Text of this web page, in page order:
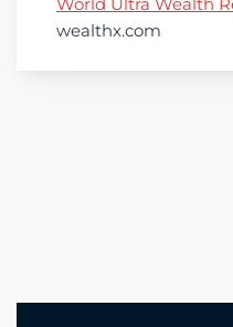
wealthx.com